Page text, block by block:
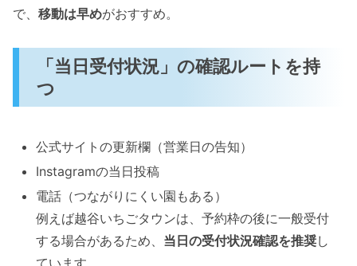
で、 移動は早めがおすすめ。
「当日受付状況」の確認ルートを持
つ
公式サイトの更新欄（営業日の告知）
Instagramの当日投稿
電話（つながりにくい園もある）
例えば越谷いちごタウンは、予約枠の後に一般受付
する場合があるため、 当日の受付状況確認を推奨し